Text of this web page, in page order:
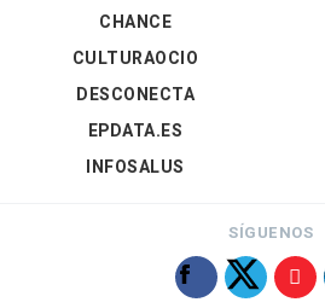
CHANCE
CULTURAOCIO
DESCONECTA
EPDATA.ES
INFOSALUS
SÍGUENOS